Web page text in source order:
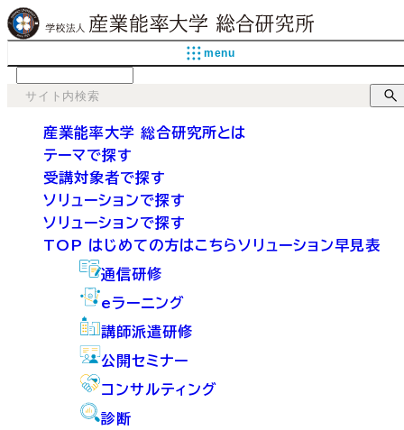
menu
産業能率大学 総合研究所とは
テーマで探す
受講対象者で探す
ソリューションで探す
ソリューションで探す
TOP はじめての方はこちらソリューション早見表
通信研修
eラーニング
講師派遣研修
公開セミナー
コンサルティング
診断